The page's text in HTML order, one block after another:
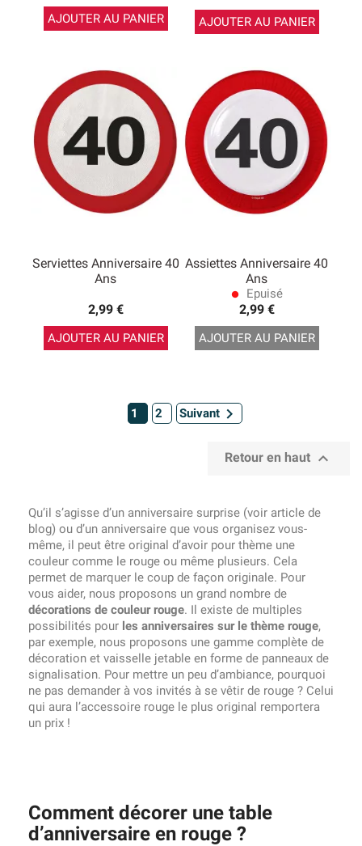
AJOUTER AU PANIER AJOUTER AU PANIER
Serviettes Anniversaire 40
Ans
2,99 €
AJOUTER AU PANIER
Assiettes Anniversaire 40
Ans
lens Epuisé
2,99 €
AJOUTER AU PANIER
1 2 Suivant 
Retour en haut 
Qu’il s’agisse d’un anniversaire surprise (voir article de
blog) ou d’un anniversaire que vous organisez vous-
même, il peut être original d’avoir pour thème une
couleur comme le rouge ou même plusieurs. Cela
permet de marquer le coup de façon originale. Pour
vous aider, nous proposons un grand nombre de
décorations de couleur rouge. Il existe de multiples
possibilités pour les anniversaires sur le thème rouge,
par exemple, nous proposons une gamme complète de
décoration et vaisselle jetable en forme de panneaux de
signalisation. Pour mettre un peu d’ambiance, pourquoi
ne pas demander à vos invités à se vêtir de rouge ? Celui
qui aura l’accessoire rouge le plus original remportera
un prix !
Comment décorer une table
d’anniversaire en rouge ?